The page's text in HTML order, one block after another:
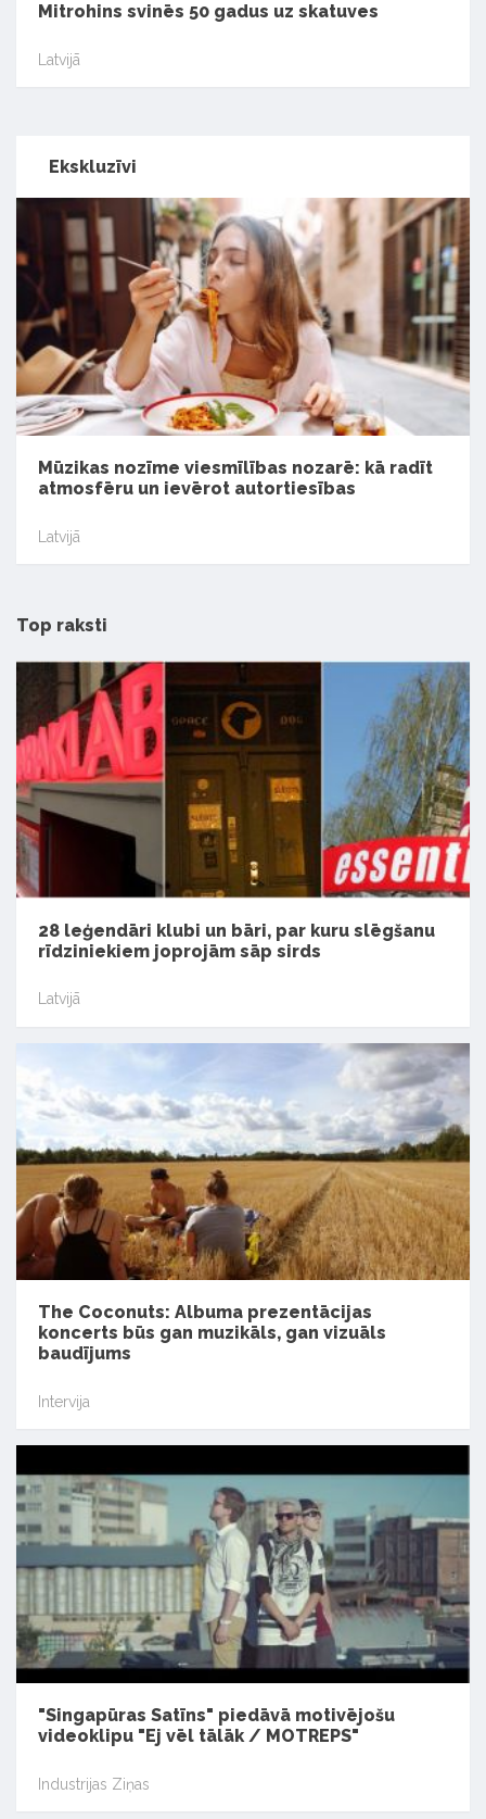
Mitrohins svinēs 50 gadus uz skatuves
Latvijā
Ekskluzīvi
Mūzikas nozīme viesmīlības nozarē: kā radīt
atmosfēru un ievērot autortiesības
Latvijā
Top raksti
28 leģendāri klubi un bāri, par kuru slēgšanu
rīdziniekiem joprojām sāp sirds
Latvijā
The Coconuts: Albuma prezentācijas
koncerts būs gan muzikāls, gan vizuāls
baudījums
Intervija
"Singapūras Satīns" piedāvā motivējošu
videoklipu "Ej vēl tālāk / MOTREPS"
Industrijas Ziņas